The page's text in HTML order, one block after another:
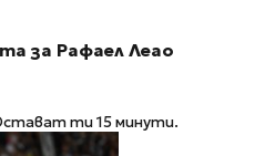
за Рафаел Леао
ти 15 минути.